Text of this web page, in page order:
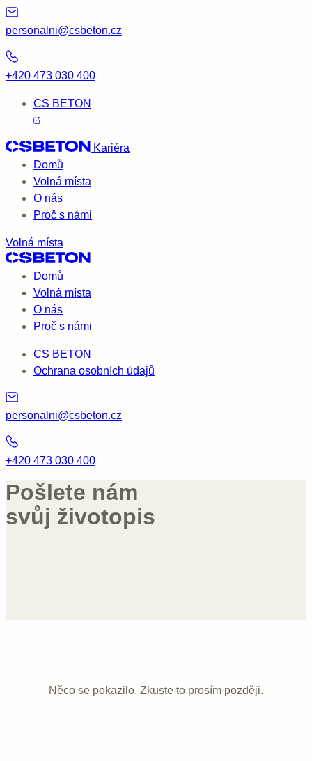
personalni@csbeton.cz
+420 473 030 400
CS BETON
Kariéra
Domů
Volná místa
O nás
Proč s námi
Volná místa
Domů
Volná místa
O nás
Proč s námi
CS BETON
Ochrana osobních údajů
personalni@csbeton.cz
+420 473 030 400
Pošlete nám
svůj životopis
Něco se pokazilo. Zkuste to prosím později.